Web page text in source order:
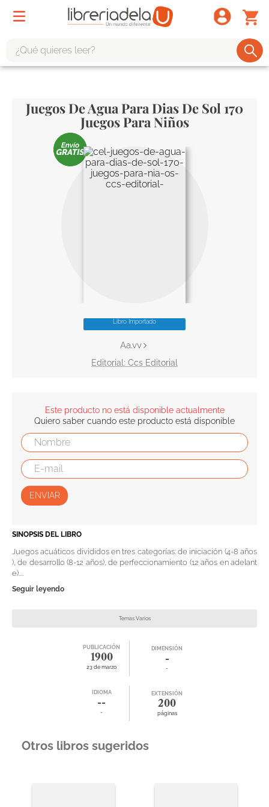
Juegos De Agua Para Dias De Sol 170
Juegos Para Niños
Libro Importado
Aa.vv
Ccs Editorial
Este producto no está disponible actualmente
Quiero saber cuando este producto está disponible
ENVIAR
SINOPSIS DEL LIBRO
Juegos acuáticos divididos en tres categorías: de iniciación (4-8 años
), de desarrollo (8-12 años), de perfeccionamiento (12 años en adelant
e)....
Seguir leyendo
Temas Varios
PUBLICACIÓN
1900
23 de marzo
DIMENSIÓN
-
-
IDIOMA
--
-
EXTENSIÓN
200
páginas
Otros libros sugeridos
2
tote bag -
harry potter
edición especial